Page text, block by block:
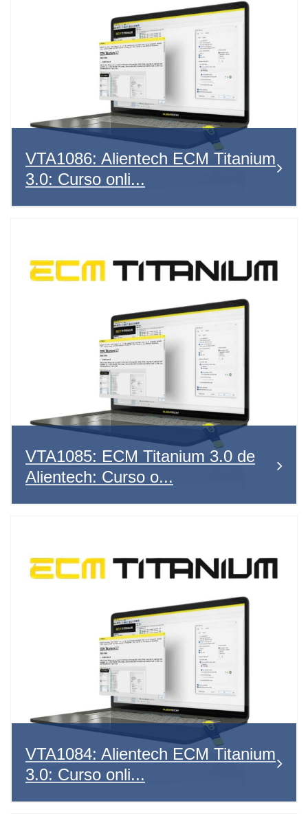
VTA1086: Alientech ECM Titanium
3.0: Curso onli...
VTA1085: ECM Titanium 3.0 de
Alientech: Curso o...
VTA1084: Alientech ECM Titanium
3.0: Curso onli...